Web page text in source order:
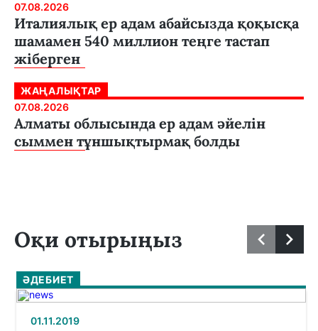
07.08.2026
Италиялық ер адам абайсызда қоқысқа
шамамен 540 миллион теңге тастап
жіберген
ЖАҢАЛЫҚТАР
07.08.2026
Алматы облысында ер адам әйелін
сыммен тұншықтырмақ болды
Оқи отырыңыз
ӘДЕБИЕТ
01.11.2019